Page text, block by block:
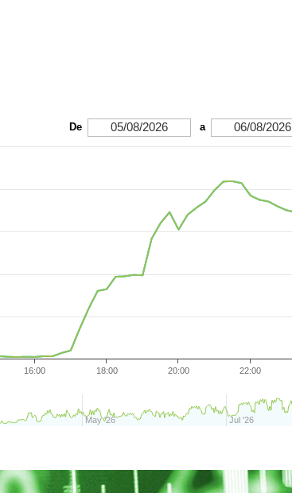
16:00 18:00 20:00 22:00
May '26 Jul '26
De 05/08/2026 a 06/08/2026